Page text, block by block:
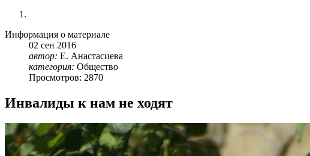
Информация о материале
02 сен 2016
автор: Е. Анастасиева
категория: Общество
Просмотров: 2870
Инвалиды к нам не ходят